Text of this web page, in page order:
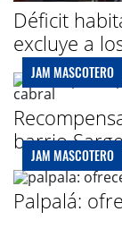
Déficit
excluye a
JAM MASCOTERO
barrio
JAM MASCOTERO
Palpalá: